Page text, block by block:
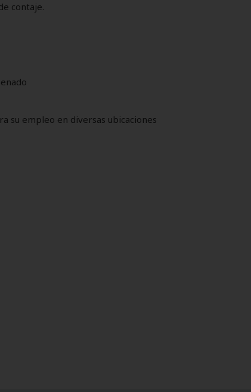
contaje.
su empleo en diversas ubicaciones